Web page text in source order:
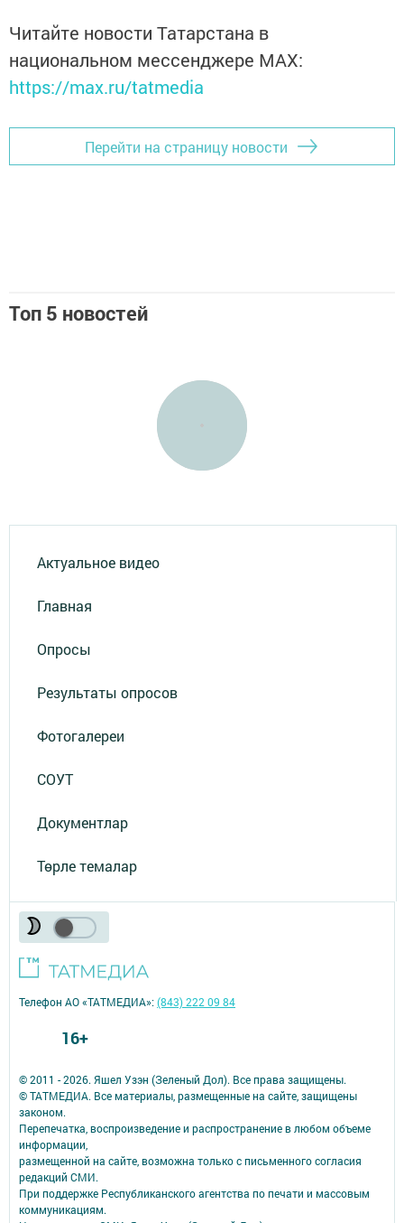
Читайте новости Татарстана в
национальном мессенджере MАХ:
https://max.ru/tatmedia
Перейти на страницу новости
Топ 5 новостей
Актуальное видео
Главная
Опросы
Результаты опросов
Фотогалереи
СОУТ
Документлар
Төрле темалар
© 2011 - 2026. Яшел Узэн (Зеленый Дол). Все права защищены.
© ТАТМЕДИА. Все материалы, размещенные на сайте, защищены
законом.
Перепечатка, воспроизведение и распространение в любом объеме
информации,
размещенной на сайте, возможна только с письменного согласия
редакций СМИ.
При поддержке Республиканского агентства по печати и массовым
коммуникациям.
Телефон АО «ТАТМЕДИА»:(843) 222 09 84
16+